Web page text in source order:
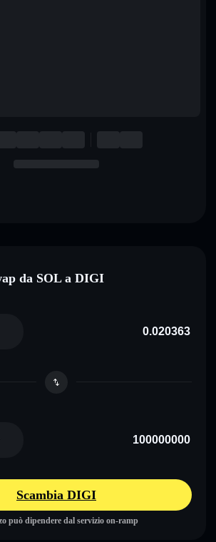
da SOL a DIGI
Scambia DIGI
può dipendere dal servizio on-ramp